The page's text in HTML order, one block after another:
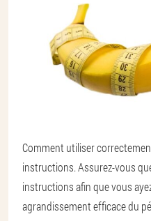
Comment utiliser
instructions. Assurez-vous
instructions afin que vous
agrandissement efficace du